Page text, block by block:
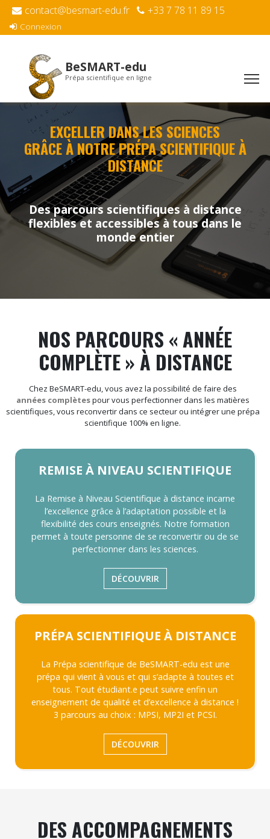
contact@besmart-edu.fr +33 7 78 11 89 15
Connexion
BeSMART-edu
Prépa scientifique en ligne
EXCELLER DANS LES SCIENCES
GRÂCE À NOTRE PRÉPA SCIENTIFIQUE À
DISTANCE
Des parcours scientifiques à distance
flexibles et accessibles à tous dans le
monde entier
NOS PARCOURS « ANNÉE
COMPLÈTE » À DISTANCE
Chez BeSMART-edu, vous avez la possibilité de faire des
années complètespour vous perfectionner dans les matières
scientifiques, vous reconvertir dans ce secteur ou intégrer une prépa
scientifique 100% en ligne.
REMISE À NIVEAU SCIENTIFIQUE
La Remise à Niveau Scientifique à distance incarne
l’excellence grâce à l’adaptation possible et la
flexibilité des cours enseignés. Notre formation
permet à toute personne de se reconvertir ou de se
perfectionner dans les sciences.
DÉCOUVRIR
PRÉPA SCIENTIFIQUE À DISTANCE
La Prépa scientifique de BeSMART-edu est une
prépa qui vient à vous et qui s’adapte à toutes et
tous. Tout étudiant.e peut suivre enfin un
enseignement de qualité et d’excellence à distance !
3 parcours au choix : MPSI, MP2I et PCSI.
DÉCOUVRIR
DES ACCOMPAGNEMENTS